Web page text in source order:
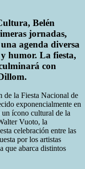
Belén
jornadas,
agenda diversa
humor. La fiesta,
con
de la Fiesta Nacional de
exponencialmente en
ícono cultural de la
Vuoto, la
celebración entre las
por los artistas
que abarca distintos